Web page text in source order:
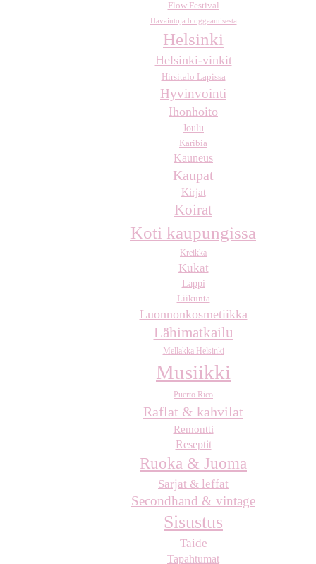
Flow Festival
Havaintoja bloggaamisesta
Helsinki
Helsinki-vinkit
Hirsitalo Lapissa
Hyvinvointi
Ihonhoito
Joulu
Karibia
Kauneus
Kaupat
Kirjat
Koirat
Koti kaupungissa
Kreikka
Kukat
Lappi
Liikunta
Luonnonkosmetiikka
Lähimatkailu
Mellakka Helsinki
Musiikki
Puerto Rico
Raflat & kahvilat
Remontti
Reseptit
Ruoka & Juoma
Sarjat & leffat
Secondhand & vintage
Sisustus
Taide
Tapahtumat